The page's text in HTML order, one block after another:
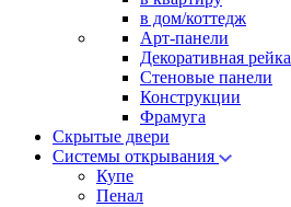
в дом/коттедж
Арт-панели
Декоративная рейка
Стеновые панели
Конструкции
Фрамуга
Скрытые двери
Системы открывания
Купе
Пенал